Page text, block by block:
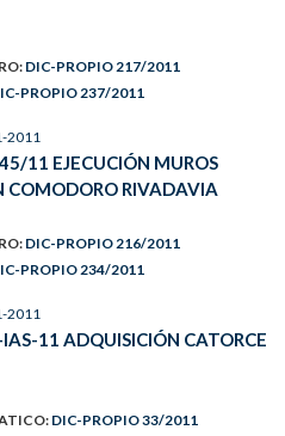
DIC-PROPIO 217/2011
PROPIO 237/2011
2011
11 EJECUCIÓN MUROS
COMODORO RIVADAVIA
DIC-PROPIO 216/2011
PROPIO 234/2011
2011
11 ADQUISICIÓN CATORCE
DIC-PROPIO 33/2011